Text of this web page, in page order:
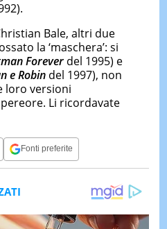
Bale, altri due
la ‘maschera’: si
Foreverdel 1995) e
e Robindel 1997), non
loro versioni
Li ricordavate
Fonti preferite